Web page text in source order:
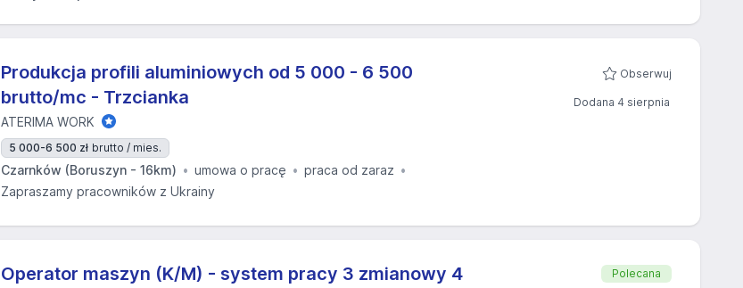
Produkcja profili aluminiowych od 5 000 - 6 500
brutto/mc - Trzcianka
ATERIMA WORK
5 000-6 500 zł brutto / mies.
Czarnków (Boruszyn - 16km) umowa o pracę
praca od zaraz
Zapraszamy pracowników z Ukrainy
Obserwuj
Dodana 4 sierpnia
Operator maszyn (K/M) - system pracy 3 zmianowy 4
Polecana